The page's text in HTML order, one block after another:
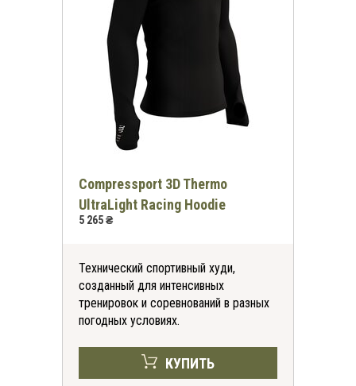
Compressport 3D Thermo
UltraLight Racing Hoodie
5 265 ₴
Технический спортивный худи,
созданный для интенсивных
тренировок и соревнований в разных
погодных условиях.
КУПИТЬ